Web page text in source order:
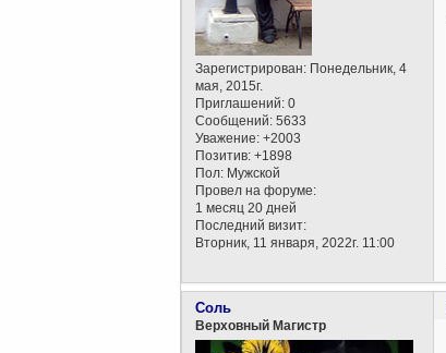
Зарегистрирован: Понедельник, 4
мая, 2015г.
Приглашений: 0
Сообщений: 5633
Уважение: +2003
Позитив: +1898
Пол: Мужской
Провел на форуме:
1 месяц 20 дней
Последний визит:
Вторник, 11 января, 2022г. 11:00
Соль
Верховный Магистр